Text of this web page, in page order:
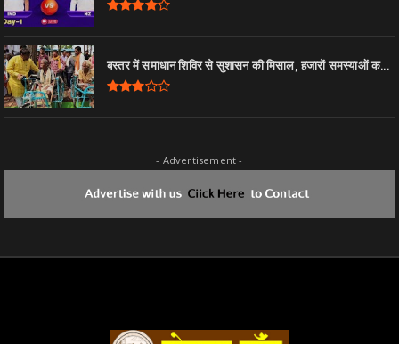
बस्तर में समाधान शिविर से सुशासन की मिसाल, हजारों समस्याओं क...
- Advertisement -